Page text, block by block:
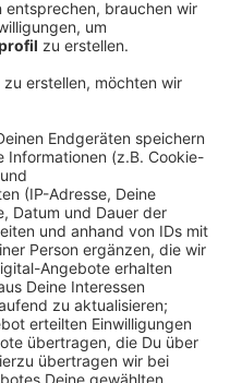
22:04
wird
gewählt: Neue
von der SPD. Sie hat
Konkurrenten